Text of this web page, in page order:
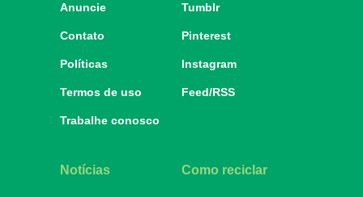
Anuncie
Contato
Políticas
Termos de uso
Trabalhe conosco
Tumblr
Pinterest
Instagram
Feed/RSS
Notícias Como reciclar